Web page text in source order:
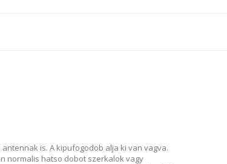
is. A kipufogodob alja ki van vagva.
normalis hatso dobot szerkalok vagy